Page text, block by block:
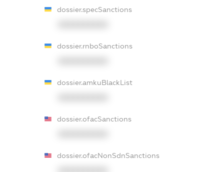
dossier.specSanctions
dossier.rnboSanctions
dossier.amkuBlackList
dossier.ofacSanctions
dossier.ofacNonSdnSanctions